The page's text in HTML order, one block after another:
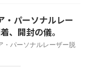
・パーソナルレー
、開封の儀。
・パーソナルレーザー脱